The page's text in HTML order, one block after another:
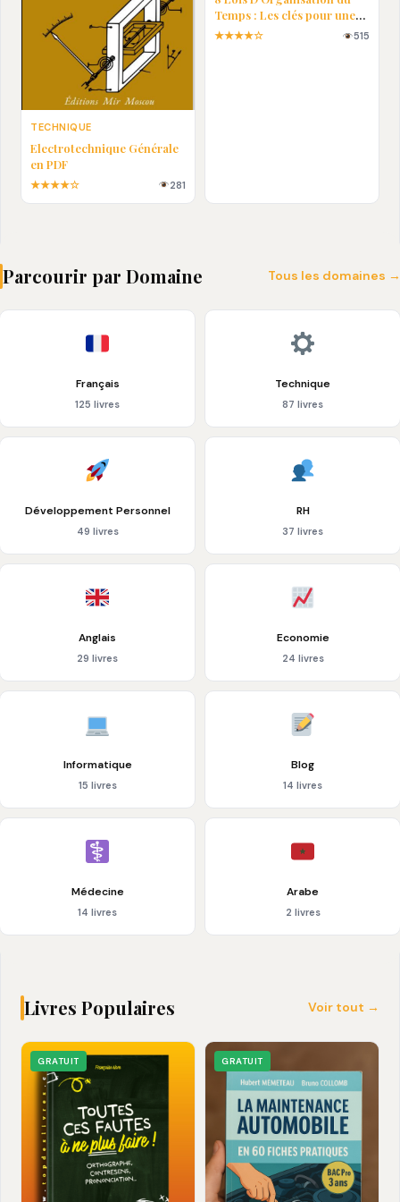
TECHNIQUE
Electrotechnique Générale
en PDF
★★★★☆ 281
Temps : Les clés pour une
vie plus efficace
★★★★☆ 515
Parcourir par Domaine Tous les domaines →
Français
125 livres
Technique
87 livres
Développement Personnel
49 livres
RH
37 livres
Anglais
29 livres
Economie
24 livres
Informatique
15 livres
Blog
14 livres
Médecine
14 livres
Arabe
2 livres
Livres Populaires Voir tout →
GRATUIT GRATUIT